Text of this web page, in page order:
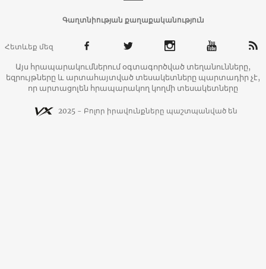
Գաղտնիության քաղաքականություն
Հետևեք մեզ
Այս հրապարակումներում օգտագործված տեղանունները,
եզրույթները և արտահայտված տեսակետները պարտադիր չէ,
որ արտացոլեն հրապարակող կողմի տեսակետները
2025 - Բոլոր իրավունքները պաշտպանված են